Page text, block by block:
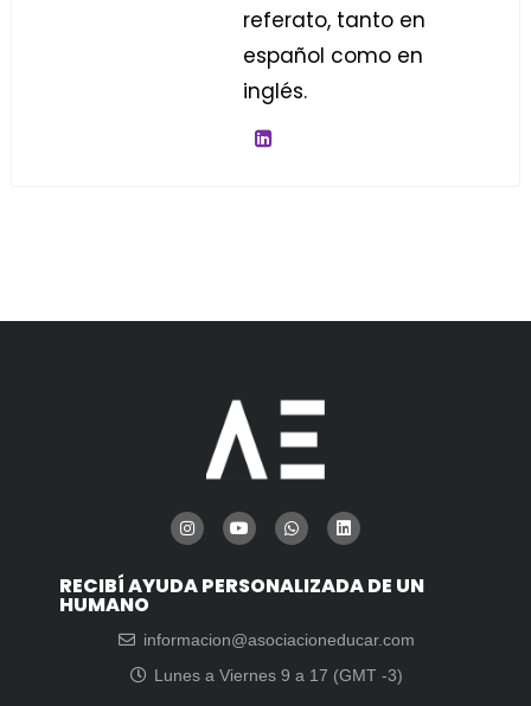
referato, tanto en
español como en
inglés.
RECIBÍ AYUDA PERSONALIZADA DE UN
HUMANO
informacion@asociacioneducar.com
Lunes a Viernes 9 a 17 (GMT -3)